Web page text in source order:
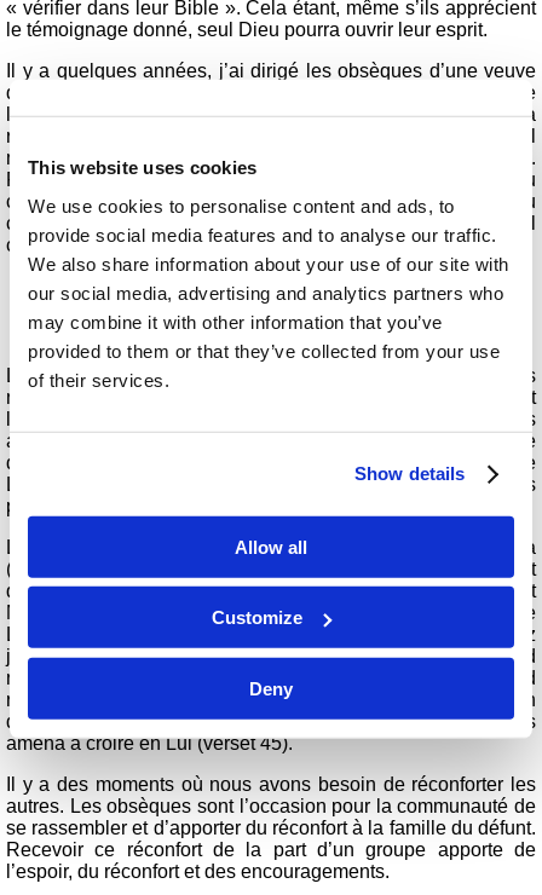
This website uses cookies
We use cookies to personalise content and ads, to
provide social media features and to analyse our traffic.
We also share information about your use of our site with
our social media, advertising and analytics partners who
may combine it with other information that you’ve
provided to them or that they’ve collected from your use
of their services.
Show details
Allow all
Customize
Deny
« vérifier dans leur Bible ». Cela étant, même s’ils apprécient
le témoignage donné, seul Dieu pourra ouvrir leur esprit.
Il y a quelques années, j’ai dirigé les obsèques d’une veuve
qui avait plusieurs enfants, dont aucun n’était membre de
l’Église. Son fils est venu vers moi après l’enterrement et m’a
remercié sincèrement pour les « merveilleuses funérailles ». Il
m’a dit que c’était exactement ce que sa mère aurait souhaité.
Puis, il a conclu en déclarant : « Mais ma mère est toujours au
ciel. » Il avait pourtant entendu la vérité et s’était rendu
compte qu’elle était différente de ce qu’il croyait. Un jour, il
comprendra.
Les obsèques réconfortent les vivants
Lorsqu’un être cher décède, il est important que ses proches
ne soient pas laissés seuls dans leur deuil. Les obsèques et
les visites funéraires sont des occasions importantes pour les
amis et la famille de se réconforter mutuellement, ainsi que
d’autres proches du défunt. Prenez l’exemple de la mort de
Lazare qui donna à Jésus l’occasion d’accomplir un de Ses
plus grands miracles, en ramenant le défunt à la vie.
Lazare était mort depuis quatre jours lorsque Jésus arriva
(Jean 11 :17). De nombreuses personnes, vraisemblablement
quelques dizaines, étaient présentes pour consoler Marthe et
Marie « de la mort de leur frère » (verset 19). Il semblerait que
Lazare n’était pas marié, laissant supposer qu’il était assez
jeune. Dans ces circonstances, la présence d’un grand
nombre d’amis et de parents fut assurément un grand
réconfort pour ses sœurs. Ces nombreuses personnes en
deuil furent témoins du grand miracle de Jésus, ce qui les
amena à croire en Lui (verset 45).
Il y a des moments où nous avons besoin de réconforter les
autres. Les obsèques sont l’occasion pour la communauté de
se rassembler et d’apporter du réconfort à la famille du défunt.
Recevoir ce réconfort de la part d’un groupe apporte de
l’espoir, du réconfort et des encouragements.